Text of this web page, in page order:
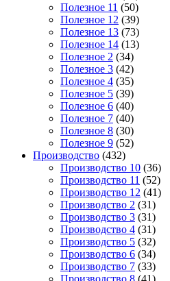
Полезное 11 (50)
Полезное 12 (39)
Полезное 13 (73)
Полезное 14 (13)
Полезное 2 (34)
Полезное 3 (42)
Полезное 4 (35)
Полезное 5 (39)
Полезное 6 (40)
Полезное 7 (40)
Полезное 8 (30)
Полезное 9 (52)
Производство (432)
Производство 10 (36)
Производство 11 (52)
Производство 12 (41)
Производство 2 (31)
Производство 3 (31)
Производство 4 (31)
Производство 5 (32)
Производство 6 (34)
Производство 7 (33)
Производство 8 (41)